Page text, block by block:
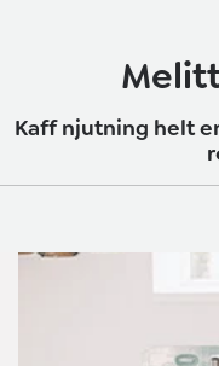
Kaff njutning helt